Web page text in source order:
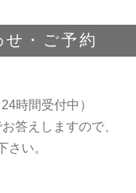
・ご予約
時間受付中）
答えしますので、
さい。